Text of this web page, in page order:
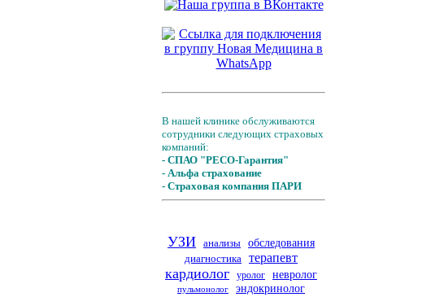
В нашей клинике обслуживаются
сотрудники следующих страховых
компаний:
- СПАО "РЕСО-Гарантия"
- Альфа страхование
- Страховая компания ПАРИ
УЗИ анализы обследования
диагностика
терапевт
кардиолог уролог невролог
пульмонолог эндокринолог